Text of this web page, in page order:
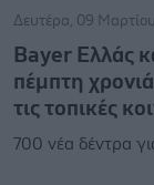
Δευτέρα, 09
Bayer Ελλάς
πέμπτη
τις τοπικές
700 νέα δέντρα